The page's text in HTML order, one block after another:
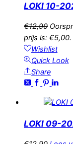
LOKI 10-
€12,90
prijs is: €5,00.
Wishlist
Quick Look
Share
LOKI 09-